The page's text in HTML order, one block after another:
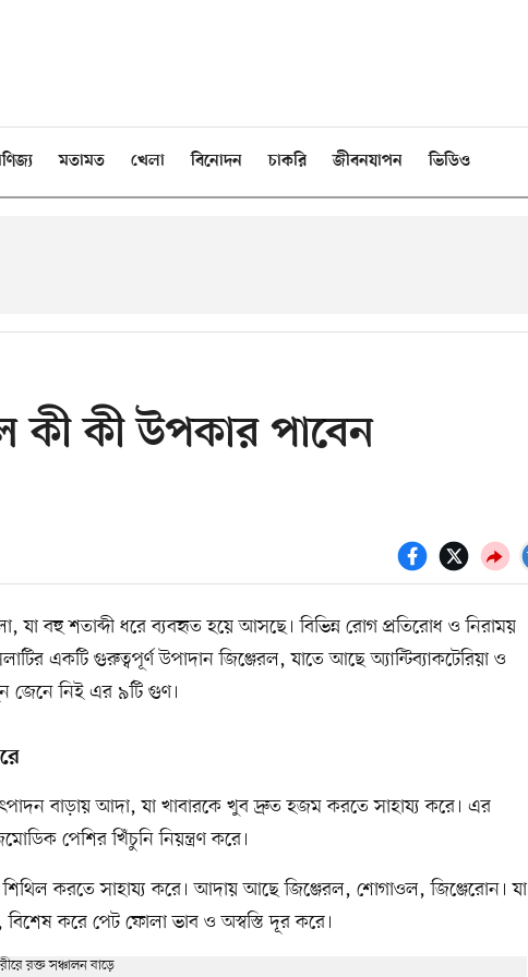
মতামত খেলা বিনোদন চাকরি জীবনযাপন ভিডিও
কী কী উপকার পাবেন
বহু শতাব্দী ধরে ব্যবহৃত হয়ে আসছে। বিভিন্ন রোগ প্রতিরোধ ও নিরাময়
একটি গুরুত্বপূর্ণ উপাদান জিঞ্জেরল, যাতে আছে অ্যান্টিব্যাকটেরিয়া ও
জেনে নিই এর ৯টি গুণ।
বাড়ায় আদা, যা খাবারকে খুব দ্রুত হজম করতে সাহায্য করে। এর
পেশির খিঁচুনি নিয়ন্ত্রণ করে।
শিথিল করতে সাহায্য করে। আদায় আছে জিঞ্জেরল, শোগাওল, জিঞ্জেরোন। যা
করে পেট ফোলা ভাব ও অস্বস্তি দূর করে।